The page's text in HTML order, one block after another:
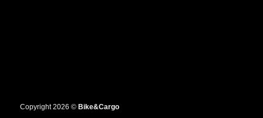
Copyright 2026 © Bike&Cargo